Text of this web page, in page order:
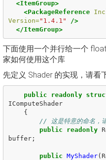
<ItemGroup>
<PackageReference
Version="1.4.1"
/>
</ItemGroup>
下面使用一个并行给一个
家如何使用这个库
先定义 Shader 的实现，请看
public readonly
IComputeShader
{
// 这是特意的命名，
public
readonly
buffer;
public MyShader(